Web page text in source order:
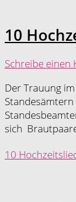
10
Schreibe einen
Der Trauung
sich
10